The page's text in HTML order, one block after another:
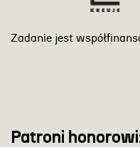
Zadanie jest
Patroni